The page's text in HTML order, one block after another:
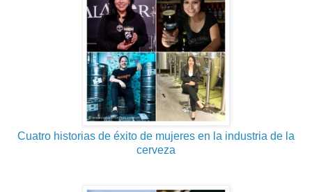
Cuatro historias de éxito de mujeres en la industria de la
cerveza